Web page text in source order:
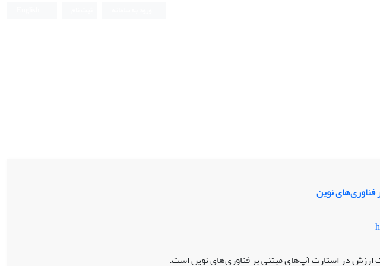
نوین
ارزش در استارت آپ‌های مبتنی بر فناوری‌های نوین است.